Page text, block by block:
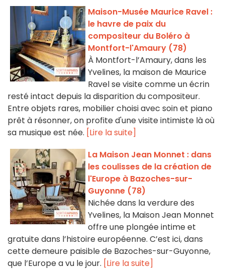
Maison-Musée Maurice Ravel :
le havre de paix du
compositeur du Boléro à
Montfort-l'Amaury (78)
À Montfort-l’Amaury, dans les
Yvelines, la maison de Maurice
Ravel se visite comme un écrin
resté intact depuis la disparition du compositeur.
Entre objets rares, mobilier choisi avec soin et piano
prêt à résonner, on profite d'une visite intimiste là où
sa musique est née. [Lire la suite]
La Maison Jean Monnet : dans
les coulisses de la création de
l'Europe à Bazoches-sur-
Guyonne (78)
Nichée dans la verdure des
Yvelines, la Maison Jean Monnet
offre une plongée intime et
gratuite dans l’histoire européenne. C’est ici, dans
cette demeure paisible de Bazoches-sur-Guyonne,
que l’Europe a vu le jour. [Lire la suite]